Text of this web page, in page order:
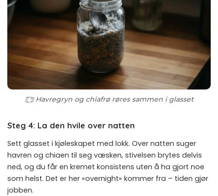
Havregryn og chiafrø røres sammen i glasset
Steg 4: La den hvile over natten
Sett glasset i kjøleskapet med lokk. Over natten suger
havren og chiaen til seg væsken, stivelsen brytes delvis
ned, og du får en kremet konsistens uten å ha gjort noe
som helst. Det er her «overnight» kommer fra – tiden gjør
jobben.